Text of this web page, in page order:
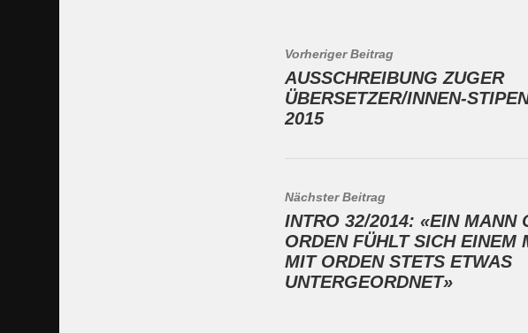
Vorheriger Beitrag
AUSSCHREIBUNG ZUGER
ÜBERSETZER/INNEN-
2015
Nächster Beitrag
INTRO 32/2014: «EIN MANN
ORDEN FÜHLT SICH EINEM
MIT ORDEN STETS ETWAS
UNTERGEORDNET»